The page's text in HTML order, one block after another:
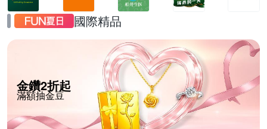
國際精品
金鑽2折起
滿額抽金豆